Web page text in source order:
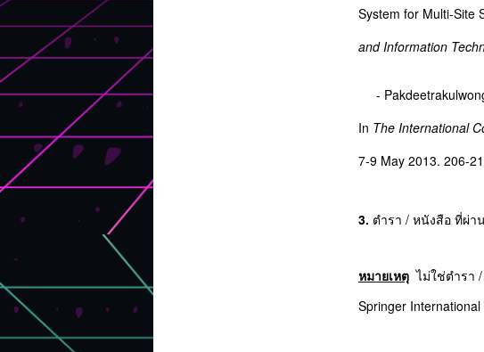
System for Multi-Site
and Information
-
In The International
7-9 May 2013. 206-
3. ตำรา / หนังสือ ที่ผ่า
หมายเหตุ ไม่ใช่ตำรา
Springer International